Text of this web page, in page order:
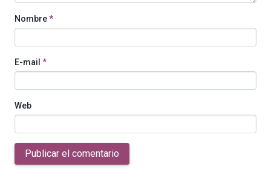
Nombre*
E-mail *
Web
Publicar el comentario